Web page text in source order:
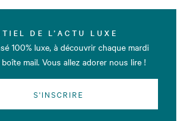
DE L’ACTU LUXE
100% luxe, à découvrir chaque mardi
mail. Vous allez adorer nous lire !
S'INSCRIRE